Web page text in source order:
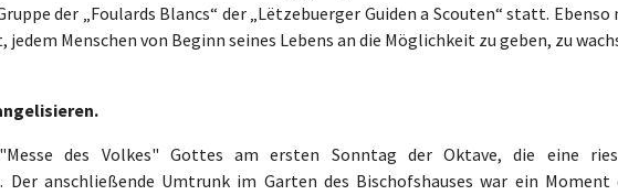
der „Foulards Blancs“ der „Lëtzebuerger Guiden a Scouten“ statt.
jedem Menschen von Beginn seines Lebens an die Möglichkeit zu geben, zu
des Volkes" Gottes am ersten Sonntag der Oktave, die eine
Der anschließende Umtrunk im Garten des Bischofshauses war ein Moment